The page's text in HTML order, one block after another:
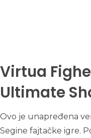
Virtua
Ultimate
Ovo je unapređena
Segine fajtačke igre.